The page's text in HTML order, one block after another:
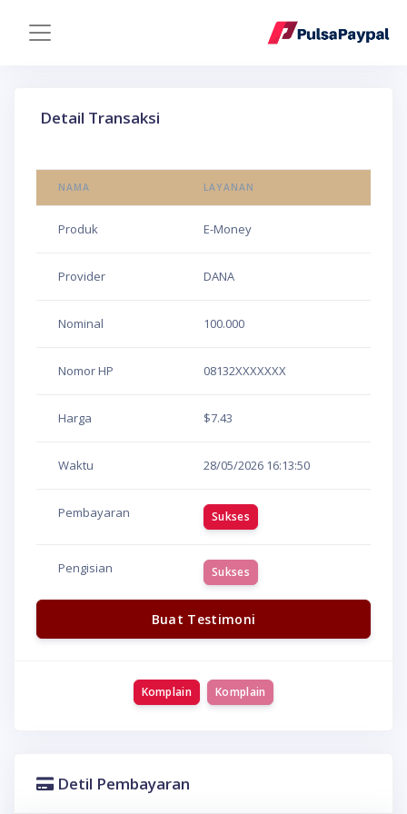
Detail Transaksi
NAMA LAYANAN
Produk E-Money
Provider DANA
Nominal 100.000
Nomor HP 08132XXXXXXX
Harga $7.43
Waktu 28/05/2026 16:13:50
Pembayaran Sukses
Pengisian Sukses
Buat Testimoni
Komplain Komplain
Detil Pembayaran